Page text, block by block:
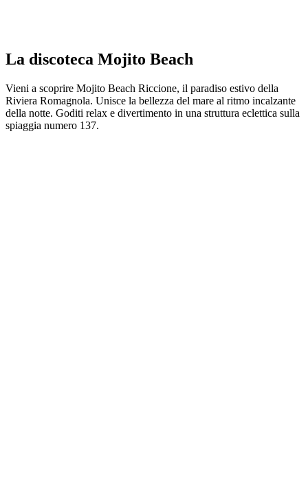
La discoteca Mojito Beach
Vieni a scoprire Mojito Beach Riccione, il paradiso estivo della
Riviera Romagnola. Unisce la bellezza del mare al ritmo incalzante
della notte. Goditi relax e divertimento in una struttura eclettica sulla
spiaggia numero 137.